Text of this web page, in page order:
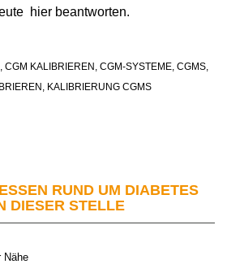
hier beantworten.
, CGM KALIBRIEREN, CGM-SYSTEME, CGMS,
, KALIBRIERUNG CGMS
RUND UM DIABETES
DIESER STELLE
Nähe